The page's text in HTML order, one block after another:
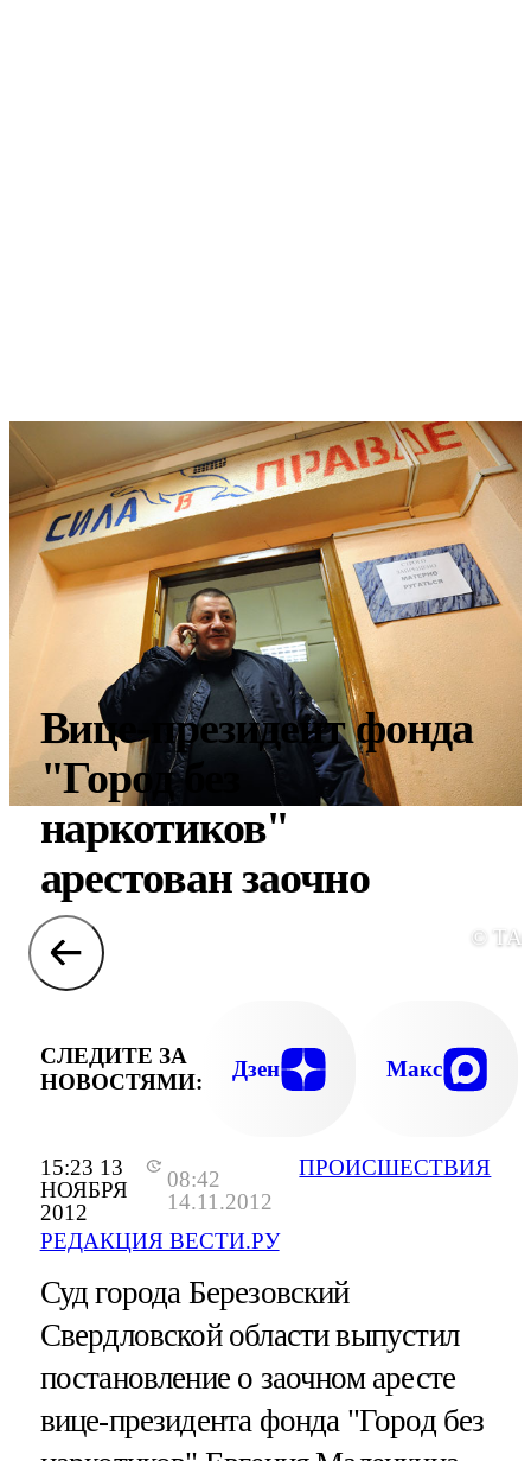
15:23 13
НОЯБРЯ
2012
08:42
14.11.2012
РЕДАКЦИЯ ВЕСТИ.РУ
ПРОИСШЕСТВИЯ
Вице-президент фонда
"Город без
наркотиков"
арестован заочно
©
СЛЕДИТЕ ЗА
НОВОСТЯМИ:
Дзен Макс
Суд города Березовский
Свердловской области выпустил
постановление о заочном аресте
вице-президента фонда "Город без